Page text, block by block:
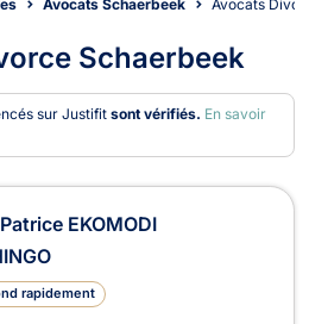
Avocats Schaerbeek Avocats
Schaerbeek
sur Justifitsont vérifiés. En savoir
à Schaerbeek
EKOMODI
rapidement